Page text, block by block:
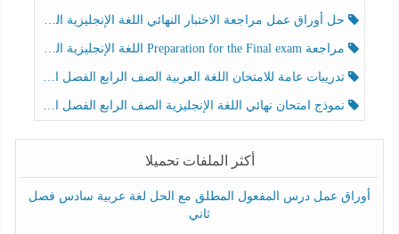
حل أوراق عمل مراجعة الاختبار النهائي اللغة الإنجليزية الصف الرابع الفصل الثالث
مراجعة Preparation for the Final exam اللغة الإنجليزية الصف الرابع الفصل الثالث
تدريبات عامة للامتحان اللغة العربية الصف الرابع الفصل الثالث
نموذج امتحان نهائي اللغة الإنجليزية الصف الرابع الفصل الثالث
أكثر الملفات تحميلا
أوراق عمل درس المفعول المطلق مع الحل لغة عربية سادس فصل
ثاني